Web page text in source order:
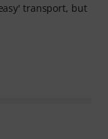
transport, but